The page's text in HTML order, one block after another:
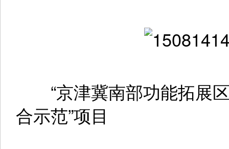
“京津冀南部功能拓展
合示范”项目